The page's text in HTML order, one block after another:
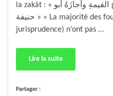
la zakât : « ولم يُجِزْ عامَّةُ الفُقَهاءِ إخراجَ القيمةِ وأجازَهُ أبو
حنيفة » « La majorité des fouqahâ (spécialistes de la
jurisprudence) n’ont pas …
Lire la suite
Partager :